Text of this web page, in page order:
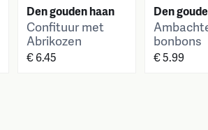
Den gouden haan
Confituur met
Abrikozen
€ 6.45
Den
bonbons
€ 5.99